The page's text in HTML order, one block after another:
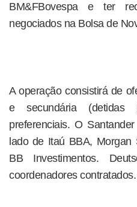
BM&FBovespa e ter
negociados na Bolsa de
A operação consistirá de
e secundária
preferenciais. O
lado de Itaú BBA,
BB Investimentos.
coordenadores contratados.